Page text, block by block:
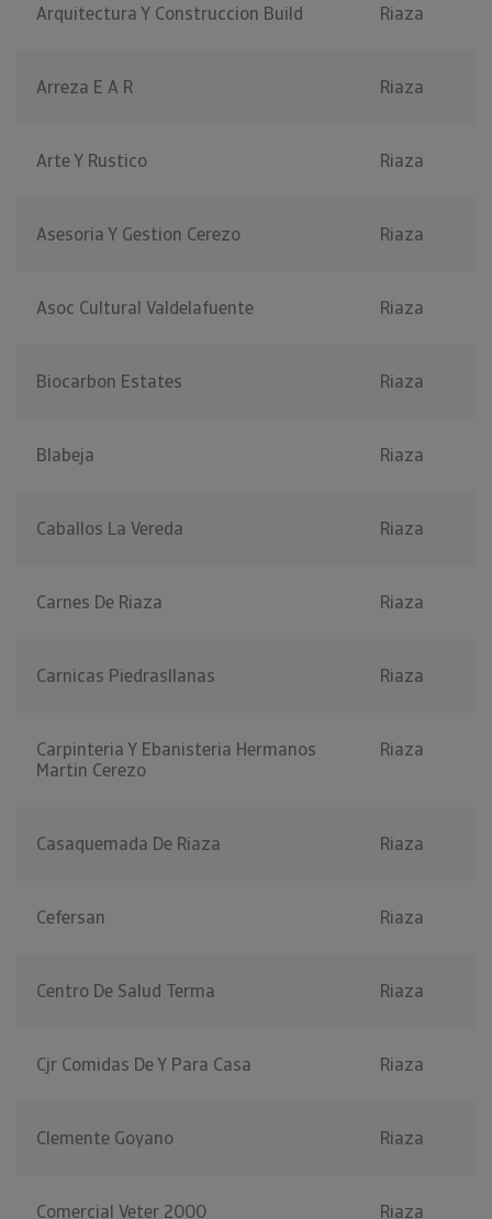
Arquitectura Y Construccion Build Riaza
Arreza E A R Riaza
Arte Y Rustico Riaza
Asesoria Y Gestion Cerezo Riaza
Asoc Cultural Valdelafuente Riaza
Biocarbon Estates Riaza
Blabeja Riaza
Caballos La Vereda Riaza
Carnes De Riaza Riaza
Carnicas Piedrasllanas Riaza
Carpinteria Y Ebanisteria Hermanos
Martin Cerezo
Riaza
Casaquemada De Riaza Riaza
Cefersan Riaza
Centro De Salud Terma Riaza
Cjr Comidas De Y Para Casa Riaza
Clemente Goyano Riaza
Comercial Veter 2000 Riaza